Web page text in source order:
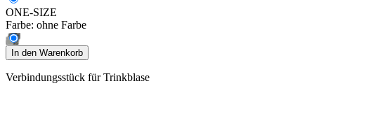
ONE-SIZE
Farbe: ohne Farbe
In den Warenkorb
Verbindungsstück für Trinkblase